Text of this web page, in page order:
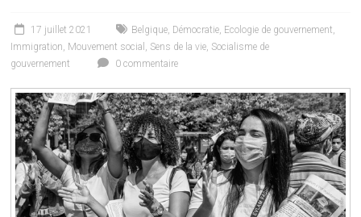
17 juillet 2021 Belgique, Démocratie, Ecologie de gouvernement,
Immigration, Mouvement social , Sens de la vie, Socialisme de
gouvernement
0 commentaire